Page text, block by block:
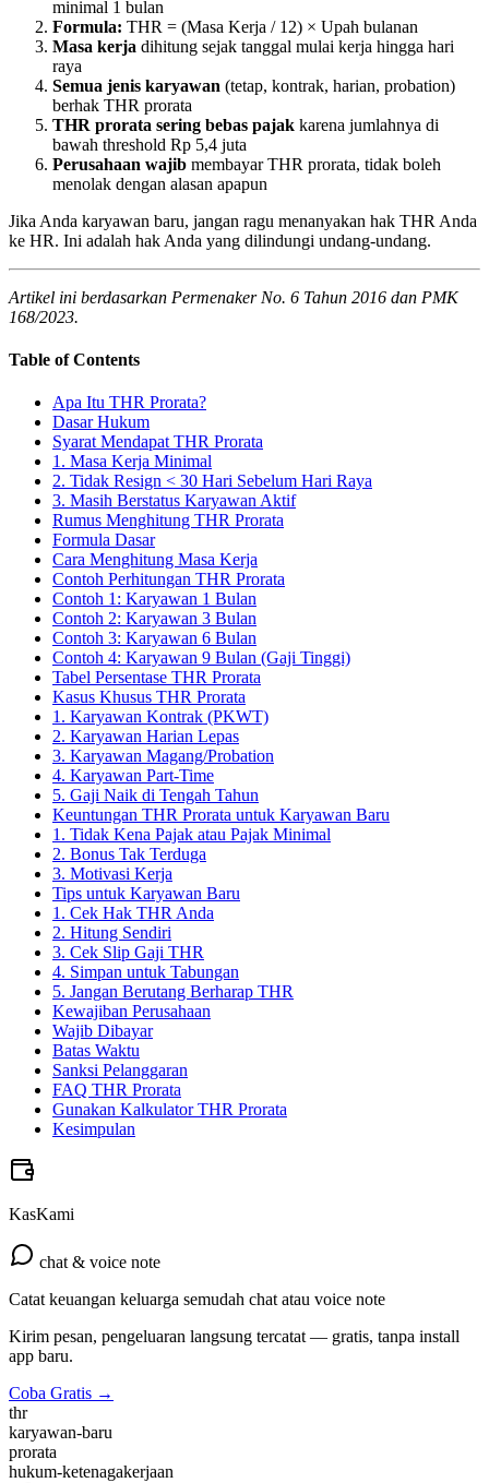
minimal 1 bulan
Formula: THR = (Masa Kerja / 12) × Upah bulanan
Masa kerja dihitung sejak tanggal mulai kerja hingga hari
raya
Semua jenis karyawan (tetap, kontrak, harian, probation)
berhak THR prorata
THR prorata sering bebas pajak karena jumlahnya di
bawah threshold Rp 5,4 juta
Perusahaan wajib membayar THR prorata, tidak boleh
menolak dengan alasan apapun
Jika Anda karyawan baru, jangan ragu menanyakan hak THR Anda
ke HR. Ini adalah hak Anda yang dilindungi undang-undang.
Artikel ini berdasarkan Permenaker No. 6 Tahun 2016 dan PMK
168/2023.
Table of Contents
Apa Itu THR Prorata?
Dasar Hukum
Syarat Mendapat THR Prorata
1. Masa Kerja Minimal
2. Tidak Resign < 30 Hari Sebelum Hari Raya
3. Masih Berstatus Karyawan Aktif
Rumus Menghitung THR Prorata
Formula Dasar
Cara Menghitung Masa Kerja
Contoh Perhitungan THR Prorata
Contoh 1: Karyawan 1 Bulan
Contoh 2: Karyawan 3 Bulan
Contoh 3: Karyawan 6 Bulan
Contoh 4: Karyawan 9 Bulan (Gaji Tinggi)
Tabel Persentase THR Prorata
Kasus Khusus THR Prorata
1. Karyawan Kontrak (PKWT)
2. Karyawan Harian Lepas
3. Karyawan Magang/Probation
4. Karyawan Part-Time
5. Gaji Naik di Tengah Tahun
Keuntungan THR Prorata untuk Karyawan Baru
1. Tidak Kena Pajak atau Pajak Minimal
2. Bonus Tak Terduga
3. Motivasi Kerja
Tips untuk Karyawan Baru
1. Cek Hak THR Anda
2. Hitung Sendiri
3. Cek Slip Gaji THR
4. Simpan untuk Tabungan
5. Jangan Berutang Berharap THR
Kewajiban Perusahaan
Wajib Dibayar
Batas Waktu
Sanksi Pelanggaran
FAQ THR Prorata
Gunakan Kalkulator THR Prorata
Kesimpulan
KasKami
chat & voice note
Catat keuangan keluarga semudah chat atau voice note
Kirim pesan, pengeluaran langsung tercatat — gratis, tanpa install
app baru.
Coba Gratis →
thr
karyawan-baru
prorata
hukum-ketenagakerjaan